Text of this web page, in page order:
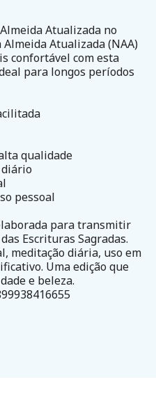
Atualizada no
Atualizada (NAA)
confortável com esta
para longos períodos
qualidade
pessoal
para transmitir
Escrituras Sagradas.
meditação diária, uso em
Uma edição que
e beleza.